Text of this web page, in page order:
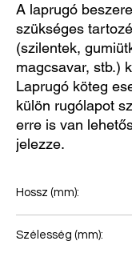
A laprugó
szükséges
(szilentek,
magcsavar, stb.)
Laprugó köteg
külön rugólapot
erre is van
jelezze.
Hossz (mm):
Szélesség (mm):